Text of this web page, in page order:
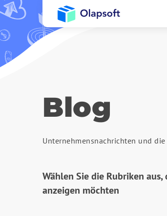
Blog
Unternehmensnachrichten und
Wählen Sie die Rubriken aus,
anzeigen möchten